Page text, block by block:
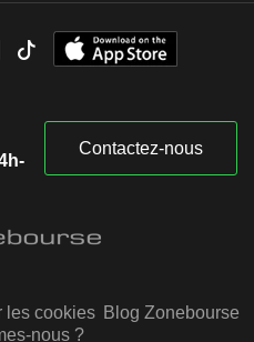
Contactez-nous
les cookies Blog Zonebourse
nous ?